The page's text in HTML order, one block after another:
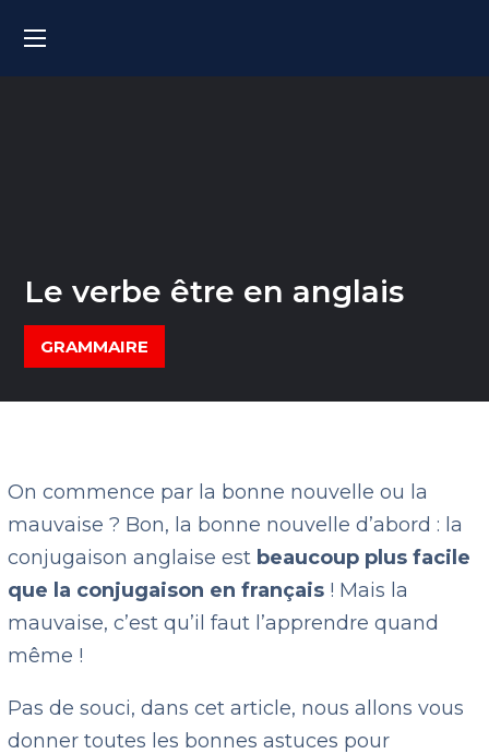
Le verbe être en anglais
GRAMMAIRE
On commence par la bonne nouvelle ou la
mauvaise ? Bon, la bonne nouvelle d’abord : la
conjugaison anglaise est beaucoup plus facile
que la conjugaison en français ! Mais la
mauvaise, c’est qu’il faut l’apprendre quand
même !
Pas de souci, dans cet article, nous allons vous
donner toutes les bonnes astuces pour